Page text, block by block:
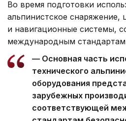
Во время подготовки
альпинистское снаряжение,
и навигационные системы,
международным стандартам
— Основная часть
технического
оборудования
зарубежных
соответствующей